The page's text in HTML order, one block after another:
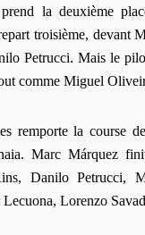
la deuxième
troisième, devant
Petrucci. Mais le
comme Miguel
remporte la course
Marc Márquez
Danilo Petrucci,
Lorenzo